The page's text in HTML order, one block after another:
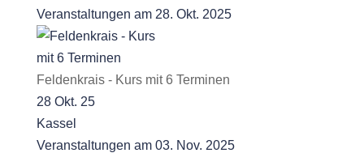
Veranstaltungen am 28. Okt. 2025
Feldenkrais - Kurs mit 6 Terminen
28 Okt. 25
Kassel
Veranstaltungen am 03. Nov. 2025